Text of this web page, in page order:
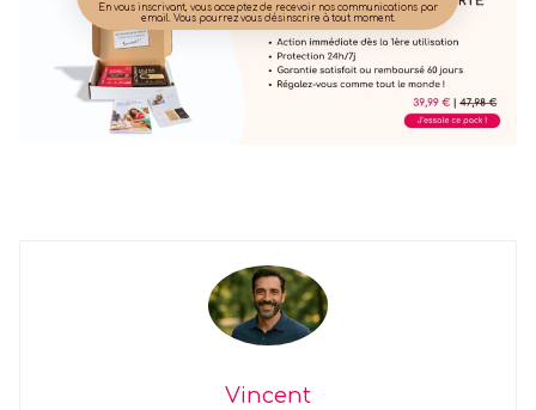
Vincent
En vous inscrivant, vous acceptez de recevoir nos communications par
email. Vous pourrez vous désinscrire à tout moment.